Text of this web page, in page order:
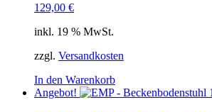
129,00 €
inkl. 19 % MwSt.
zzgl. Versandkosten
In den Warenkorb
Angebot!